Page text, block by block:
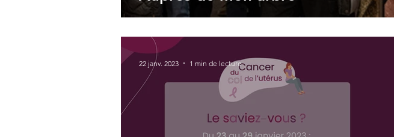
22 janv. 2023 1 min de lecture